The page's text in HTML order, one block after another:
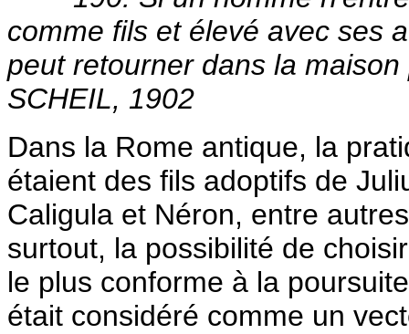
comme fils et élevé avec ses
peut retourner dans la
SCHEIL, 1902
Dans la Rome antique, la
étaient des fils adoptifs de
Caligula et Néron, entre
surtout, la possibilité de
le plus conforme à la
était considéré comme un